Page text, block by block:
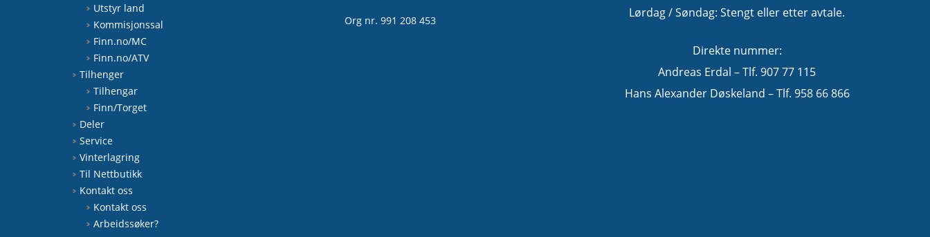
Utstyr land
Kommisjonssal
Finn.no/MC
Finn.no/ATV
Tilhenger
Tilhengar
Finn/Torget
Deler
Service
Vinterlagring
Til Nettbutikk
Kontakt oss
Kontakt oss
Arbeidssøker?
Org nr. 991 208 453
Lørdag / Søndag: Stengt eller etter avtale.
Direkte nummer:
Andreas Erdal – Tlf. 907 77 115
Hans Alexander Døskeland – Tlf. 958 66 866